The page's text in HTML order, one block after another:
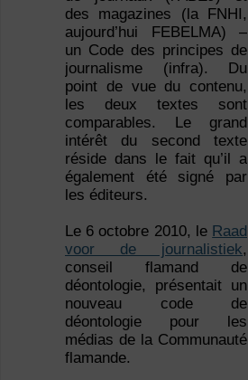
des magazines (la FNHI,
aujourd’hui FEBELMA) –
un Code des principes de
journalisme (infra). Du
point de vue du contenu,
les deux textes sont
comparables. Le grand
intérêt du second texte
réside dans le fait qu’il a
également été signé par
les éditeurs.
Le 6 octobre 2010, le Raad
voor de journalistiek,
conseil flamand de
déontologie, présentait un
nouveau code de
déontologie pour les
médias de la Communauté
flamande.